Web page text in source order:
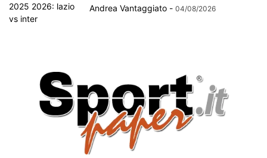
Andrea Vantaggiato - 04/08/2026